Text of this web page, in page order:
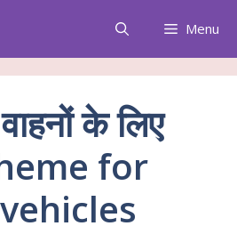
Menu
के लिए
for